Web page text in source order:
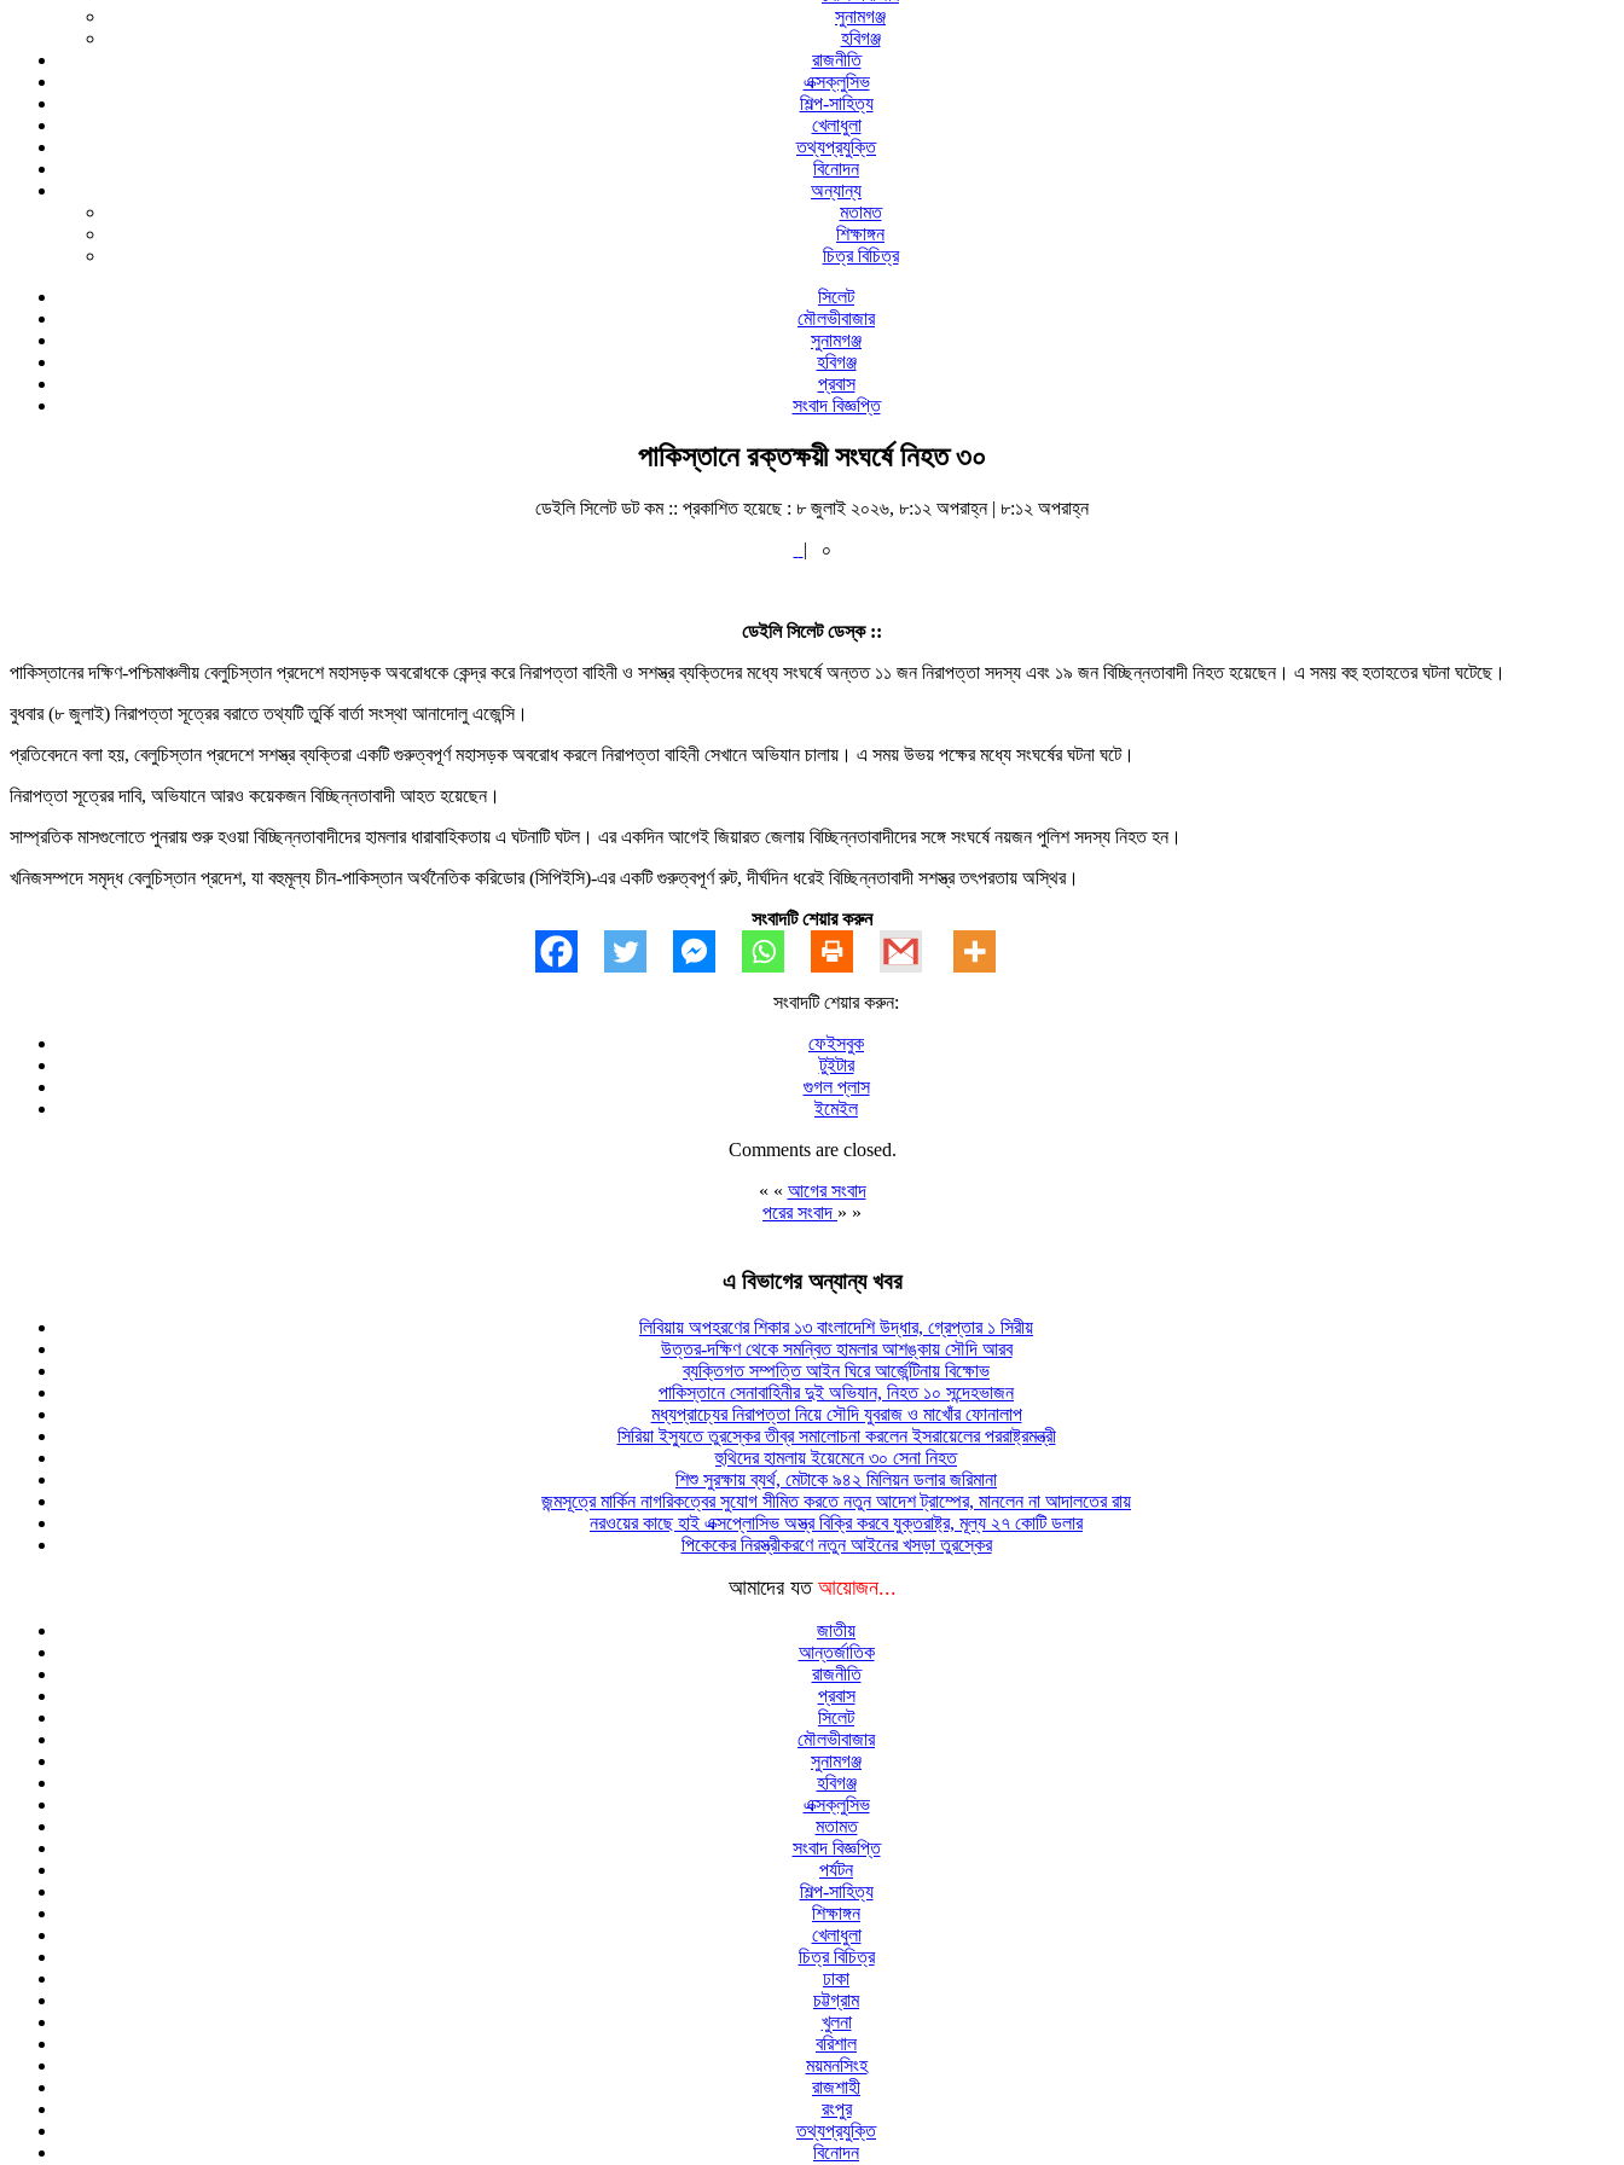
সুনামগঞ্জ
হবিগঞ্জ
রাজনীতি
এক্সক্লুসিভ
শিল্প-সাহিত্য
খেলাধুলা
তথ্যপ্রযুক্তি
বিনোদন
অন্যান্য
মতামত
শিক্ষাঙ্গন
চিত্র বিচিত্র
সিলেট
মৌলভীবাজার
সুনামগঞ্জ
হবিগঞ্জ
প্রবাস
সংবাদ বিজ্ঞপ্তি
পাকিস্তানে রক্তক্ষয়ী সংঘর্ষে নিহত ৩০
ডেইলি সিলেট ডট কম :: প্রকাশিত হয়েছে : ৮ জুলাই ২০২৬, ৮:১২ অপরাহ্ন | ৮:১২ অপরাহ্ন
|
০
ডেইলি সিলেট ডেস্ক ::
পাকিস্তানের দক্ষিণ-পশ্চিমাঞ্চলীয় বেলুচিস্তান প্রদেশে মহাসড়ক অবরোধকে কেন্দ্র করে নিরাপত্তা বাহিনী ও সশস্ত্র ব্যক্তিদের মধ্যে সংঘর্ষে অন্তত ১১ জন নিরাপত্তা সদস্য এবং ১৯ জন বিচ্ছিন্নতাবাদী নিহত হয়েছেন। এ সময় বহু হতাহতের ঘটনা ঘটেছে।
বুধবার (৮ জুলাই) নিরাপত্তা সূত্রের বরাতে তথ্যটি তুর্কি বার্তা সংস্থা আনাদোলু এজেন্সি।
প্রতিবেদনে বলা হয়, বেলুচিস্তান প্রদেশে সশস্ত্র ব্যক্তিরা একটি গুরুত্বপূর্ণ মহাসড়ক অবরোধ করলে নিরাপত্তা বাহিনী সেখানে অভিযান চালায়। এ সময় উভয় পক্ষের মধ্যে সংঘর্ষের ঘটনা ঘটে।
নিরাপত্তা সূত্রের দাবি, অভিযানে আরও কয়েকজন বিচ্ছিন্নতাবাদী আহত হয়েছেন।
সাম্প্রতিক মাসগুলোতে পুনরায় শুরু হওয়া বিচ্ছিন্নতাবাদীদের হামলার ধারাবাহিকতায় এ ঘটনাটি ঘটল। এর একদিন আগেই জিয়ারত জেলায় বিচ্ছিন্নতাবাদীদের সঙ্গে সংঘর্ষে নয়জন পুলিশ সদস্য নিহত হন।
খনিজসম্পদে সমৃদ্ধ বেলুচিস্তান প্রদেশ, যা বহুমূল্য চীন-পাকিস্তান অর্থনৈতিক করিডোর (সিপিইসি)-এর একটি গুরুত্বপূর্ণ রুট, দীর্ঘদিন ধরেই বিচ্ছিন্নতাবাদী সশস্ত্র তৎপরতায় অস্থির।
সংবাদটি শেয়ার করুন
সংবাদটি শেয়ার করুন:
ফেইসবুক
টুইটার
গুগল প্লাস
ইমেইল
Comments are closed.
« « আগের সংবাদ
পরের সংবাদ » »
এ বিভাগের অন্যান্য খবর
লিবিয়ায় অপহরণের শিকার ১৩ বাংলাদেশি উদ্ধার, গ্রেপ্তার ১ সিরীয়
উত্তর-দক্ষিণ থেকে সমন্বিত হামলার আশঙ্কায় সৌদি আরব
ব্যক্তিগত সম্পত্তি আইন ঘিরে আর্জেন্টিনায় বিক্ষোভ
পাকিস্তানে সেনাবাহিনীর দুই অভিযান, নিহত ১০ সন্দেহভাজন
মধ্যপ্রাচ্যের নিরাপত্তা নিয়ে সৌদি যুবরাজ ও মাখোঁর ফোনালাপ
সিরিয়া ইস্যুতে তুরস্কের তীব্র সমালোচনা করলেন ইসরায়েলের পররাষ্ট্রমন্ত্রী
হুথিদের হামলায় ইয়েমেনে ৩০ সেনা নিহত
শিশু সুরক্ষায় ব্যর্থ, মেটাকে ৯৪২ মিলিয়ন ডলার জরিমানা
জন্মসূত্রে মার্কিন নাগরিকত্বের সুযোগ সীমিত করতে নতুন আদেশ ট্রাম্পের, মানলেন না আদালতের রায়
নরওয়ের কাছে হাই এক্সপ্লোসিভ অস্ত্র বিক্রি করবে যুক্তরাষ্ট্র, মূল্য ২৭ কোটি ডলার
পিকেকের নিরস্ত্রীকরণে নতুন আইনের খসড়া তুরস্কের
আমাদের যত আয়োজন...
জাতীয়
আন্তর্জাতিক
রাজনীতি
প্রবাস
সিলেট
মৌলভীবাজার
সুনামগঞ্জ
হবিগঞ্জ
এক্সক্লুসিভ
মতামত
সংবাদ বিজ্ঞপ্তি
পর্যটন
শিল্প-সাহিত্য
শিক্ষাঙ্গন
খেলাধুলা
চিত্র বিচিত্র
ঢাকা
চট্টগ্রাম
খুলনা
বরিশাল
ময়মনসিংহ
রাজশাহী
রংপুর
তথ্যপ্রযুক্তি
বিনোদন